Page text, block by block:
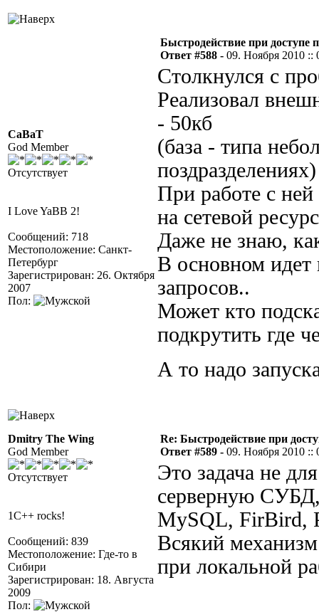
CaBaT
God Member
Отсутствует
I Love YaBB 2!
Сообщений: 718
Местоположение: Санкт-
Петербург
Зарегистрирован: 26. Октября
2007
Пол:
Быстродействие при доступе
Ответ #588 - 09. Ноября 2010 ::
Столкнулся с
Реализовал
- 50кб
(база - типа
поздразделениях)
При работе с ней
на сетевой
Даже не знаю,
В основном идет
запросов..
Может кто
подкрутить где
А то надо
Dmitry The Wing
God Member
Отсутствует
1C++ rocks!
Сообщений: 839
Местоположение: Где-то в
Сибири
Зарегистрирован: 18. Августа
2009
Пол:
Re: Быстродействие при
Ответ #589 - 09. Ноября 2010 ::
Это задача не
серверную СУБД,
MySQL, FirBird,
Всякий
при локальной